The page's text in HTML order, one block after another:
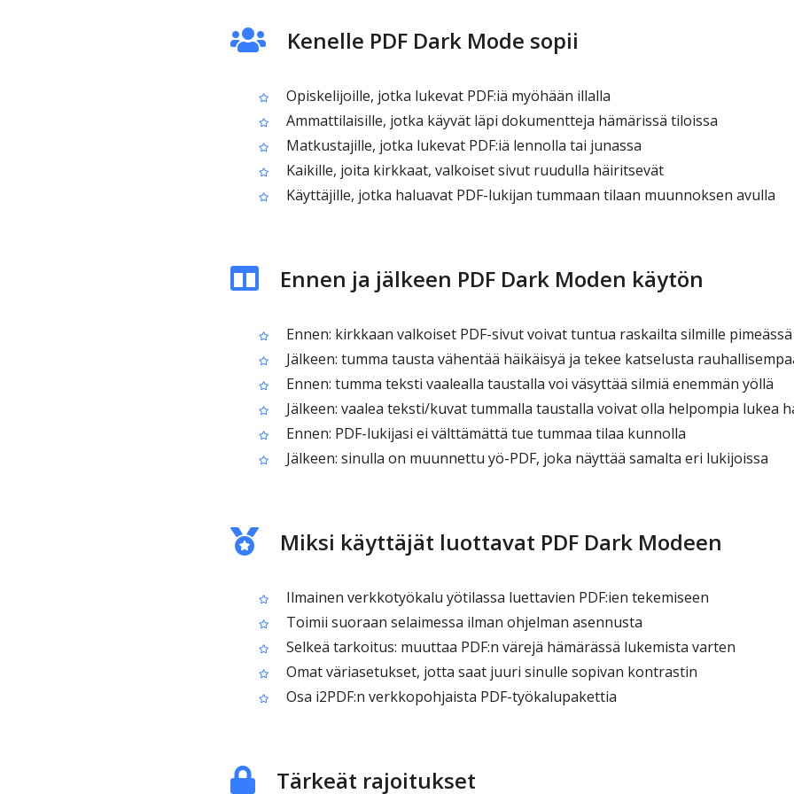
Kenelle PDF Dark Mode sopii
Opiskelijoille, jotka lukevat PDF:iä myöhään illalla
Ammattilaisille, jotka käyvät läpi dokumentteja hämärissä tiloissa
Matkustajille, jotka lukevat PDF:iä lennolla tai junassa
Kaikille, joita kirkkaat, valkoiset sivut ruudulla häiritsevät
Käyttäjille, jotka haluavat PDF-lukijan tummaan tilaan muunnoksen avulla
Ennen ja jälkeen PDF Dark Moden käytön
Ennen: kirkkaan valkoiset PDF-sivut voivat tuntua raskailta silmille pimeässä
Jälkeen: tumma tausta vähentää häikäisyä ja tekee katselusta
Ennen: tumma teksti vaalealla taustalla voi väsyttää silmiä enemmän yöllä
Jälkeen: vaalea teksti/kuvat tummalla taustalla voivat olla helpompia lukea
Ennen: PDF-lukijasi ei välttämättä tue tummaa tilaa kunnolla
Jälkeen: sinulla on muunnettu yö-PDF, joka näyttää samalta eri lukijoissa
Miksi käyttäjät luottavat PDF Dark Modeen
Ilmainen verkkotyökalu yötilassa luettavien PDF:ien tekemiseen
Toimii suoraan selaimessa ilman ohjelman asennusta
Selkeä tarkoitus: muuttaa PDF:n värejä hämärässä lukemista varten
Omat väriasetukset, jotta saat juuri sinulle sopivan kontrastin
Osa i2PDF:n verkkopohjaista PDF-työkalupakettia
Tärkeät rajoitukset